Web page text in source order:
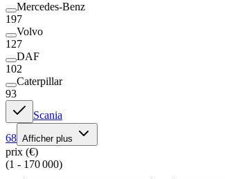
Mercedes-Benz
197
Volvo
127
DAF
102
Caterpillar
93
Scania
68 Afficher plus
prix (€)
(1 - 170 000)